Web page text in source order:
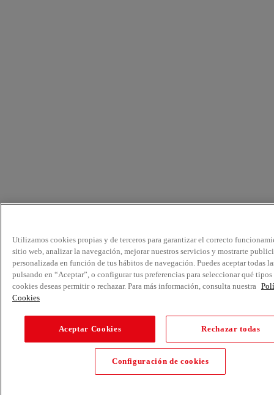
Utilizamos cookies propias y de terceros para garantizar el correcto
sitio web, analizar la navegación, mejorar nuestros servicios y mostrarte
personalizada en función de tus hábitos de navegación. Puedes aceptar todas
pulsando en “Aceptar”, o configurar tus preferencias para seleccionar qué tipos
cookies deseas permitir o rechazar. Para más información, consulta nuestra
Cookies
Aceptar Cookies Rechazar todas
Configuración de cookies